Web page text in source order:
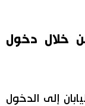
خلال دخول
إلى الدخول